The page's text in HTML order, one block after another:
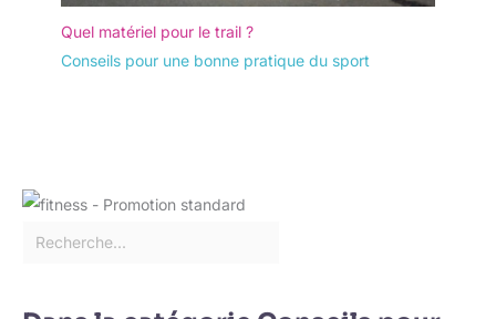
Quel matériel pour le trail ?
Conseils pour une bonne pratique du sport